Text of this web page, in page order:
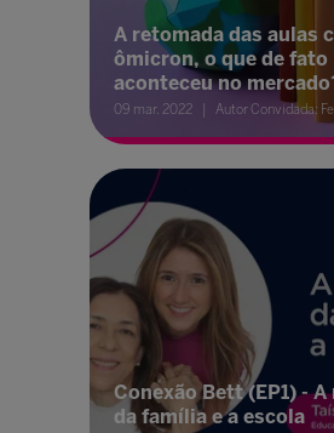
A retomada das aulas
ômicron, o que de fato
aconteceu no
09 mar. 2022 Autor Convidada:
Conexão Bett (EP1) - A
da família e a escola